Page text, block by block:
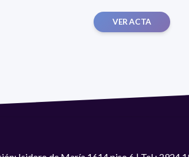
VER ACTA